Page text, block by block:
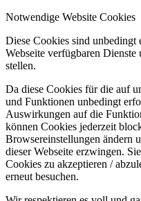
Notwendige Website Cookies
Diese Cookies sind
Webseite verfügbaren
stellen.
Da diese Cookies für die auf
und Funktionen unbedingt
Auswirkungen auf die
können Cookies jederzeit
Browsereinstellungen ändern
dieser Webseite erzwingen.
Cookies zu akzeptieren /
erneut besuchen.